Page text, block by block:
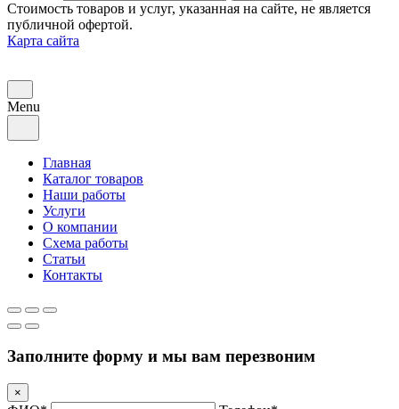
Стоимость товаров и услуг, указанная на сайте, не является
публичной офертой.
Карта сайта
Menu
Главная
Каталог товаров
Наши работы
Услуги
О компании
Схема работы
Статьи
Контакты
Заполните форму и мы вам перезвоним
×